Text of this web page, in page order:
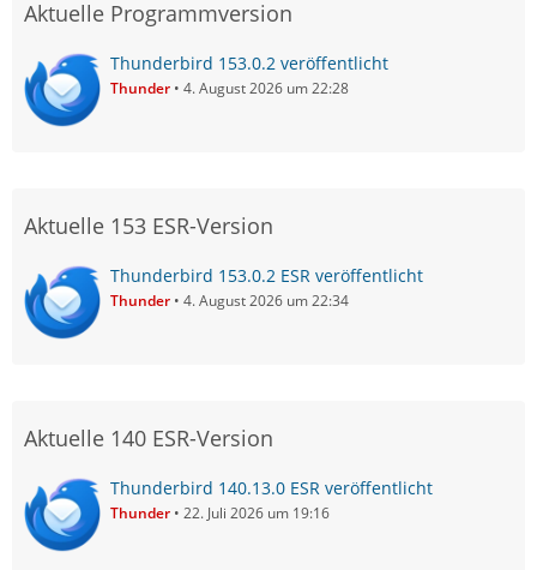
Aktuelle Programmversion
Thunderbird 153.0.2 veröffentlicht
Thunder 4. August 2026 um 22:28
Aktuelle 153 ESR-Version
Thunderbird 153.0.2 ESR veröffentlicht
Thunder 4. August 2026 um 22:34
Aktuelle 140 ESR-Version
Thunderbird 140.13.0 ESR veröffentlicht
Thunder 22. Juli 2026 um 19:16